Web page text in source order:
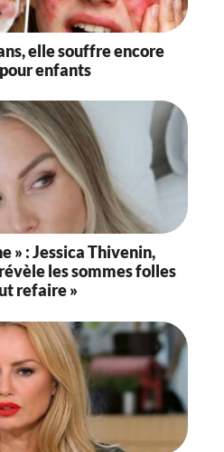
elle souffre encore
enfants
» : Jessica Thivenin,
les sommes folles
refaire »